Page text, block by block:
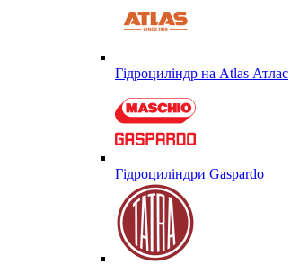
Гідроциліндр на Atlas Атлас
Гідроциліндри Gaspardo